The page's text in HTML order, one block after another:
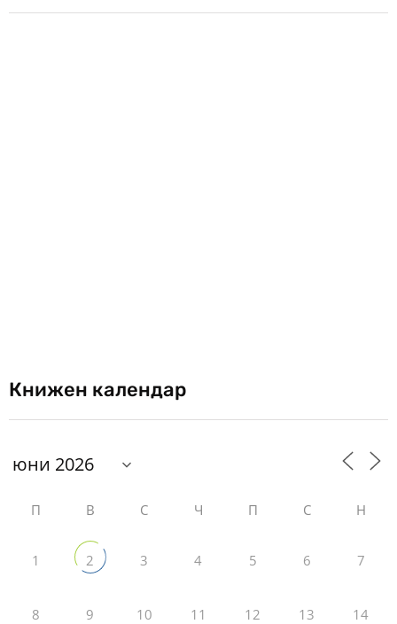
Книжен календар
П В С Ч П С Н
1 2 3 4 5 6 7
8 9 10 11 12 13 14